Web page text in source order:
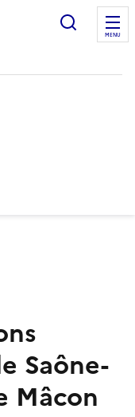
Ouvrir
MENU
Saône-
Mâcon